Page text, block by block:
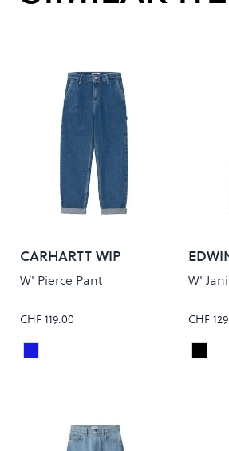
CARHARTT WIP
W' Pierce Pant
CHF 119.00
Colour
Blue Stone Washed
W'
CHF
Colour